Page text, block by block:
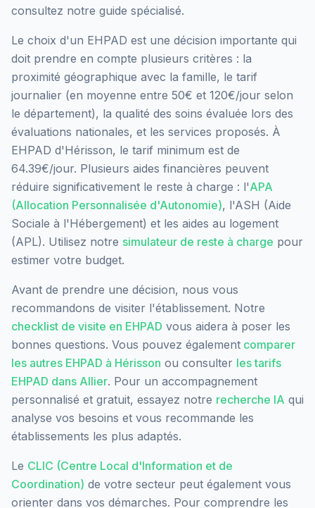
consultez notre guide spécialisé.
Le choix d'un EHPAD est une décision importante qui
doit prendre en compte plusieurs critères : la
proximité géographique avec la famille, le tarif
journalier (en moyenne entre 50€ et 120€/jour selon
le département), la qualité des soins évaluée lors des
évaluations nationales, et les services proposés. À
EHPAD d'Hérisson, le tarif minimum est de
64.39€/jour. Plusieurs aides financières peuvent
réduire significativement le reste à charge : l'APA
(Allocation Personnalisée d'Autonomie), l'ASH (Aide
Sociale à l'Hébergement) et les aides au logement
(APL). Utilisez notre simulateur de reste à charge pour
estimer votre budget.
Avant de prendre une décision, nous vous
recommandons de visiter l'établissement. Notre
checklist de visite en EHPAD vous aidera à poser les
bonnes questions. Vous pouvez également comparer
les autres EHPAD à Hérisson ou consulter les tarifs
EHPAD dans Allier. Pour un accompagnement
personnalisé et gratuit, essayez notre recherche IA qui
analyse vos besoins et vous recommande les
établissements les plus adaptés.
Le CLIC (Centre Local d'Information et de
Coordination) de votre secteur peut également vous
orienter dans vos démarches. Pour comprendre les